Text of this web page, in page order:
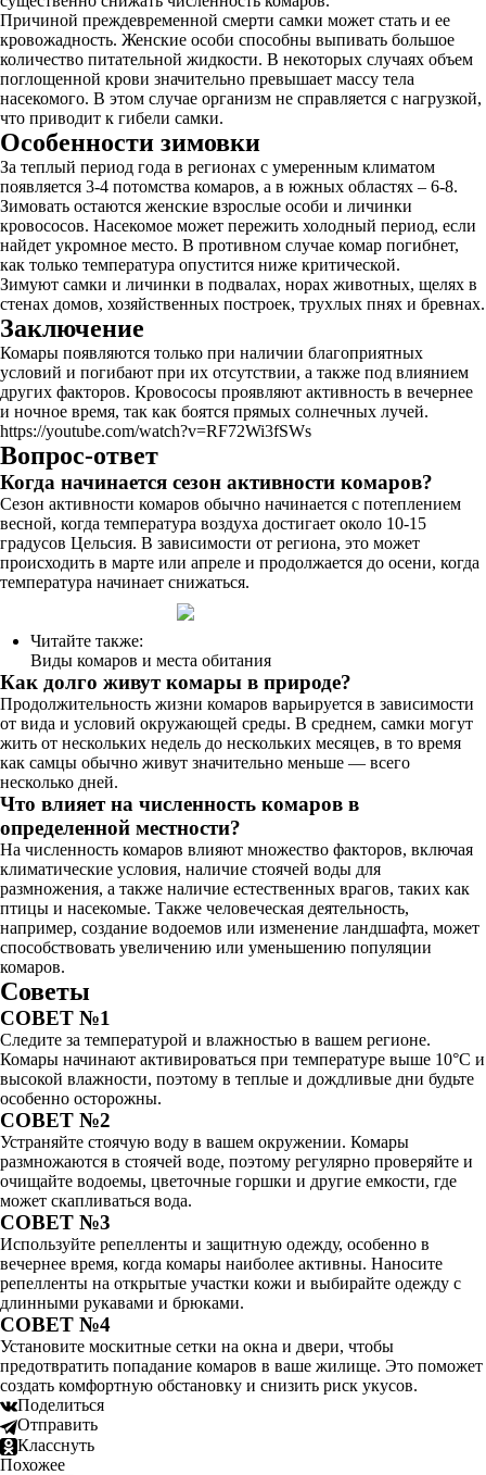
Причиной преждевременной смерти самки может стать и ее
кровожадность. Женские особи способны выпивать большое
количество питательной жидкости. В некоторых случаях объем
поглощенной крови значительно превышает массу тела
насекомого. В этом случае организм не справляется с нагрузкой,
что приводит к гибели самки.
Особенности зимовки
За теплый период года в регионах с умеренным климатом
появляется 3-4 потомства комаров, а в южных областях – 6-8.
Зимовать остаются женские взрослые особи и личинки
кровососов. Насекомое может пережить холодный период, если
найдет укромное место. В противном случае комар погибнет,
как только температура опустится ниже критической.
Зимуют самки и личинки в подвалах, норах животных, щелях в
стенах домов, хозяйственных построек, трухлых пнях и бревнах.
Заключение
Комары появляются только при наличии благоприятных
условий и погибают при их отсутствии, а также под влиянием
других факторов. Кровососы проявляют активность в вечернее
и ночное время, так как боятся прямых солнечных лучей.
https://youtube.com/watch?v=RF72Wi3fSWs
Вопрос-ответ
Когда начинается сезон активности комаров?
Сезон активности комаров обычно начинается с потеплением
весной, когда температура воздуха достигает около 10-15
градусов Цельсия. В зависимости от региона, это может
происходить в марте или апреле и продолжается до осени, когда
температура начинает снижаться.
Читайте также:
Виды комаров и места обитания
Как долго живут комары в природе?
Продолжительность жизни комаров варьируется в зависимости
от вида и условий окружающей среды. В среднем, самки могут
жить от нескольких недель до нескольких месяцев, в то время
как самцы обычно живут значительно меньше — всего
несколько дней.
Что влияет на численность комаров в
определенной местности?
На численность комаров влияют множество факторов, включая
климатические условия, наличие стоячей воды для
размножения, а также наличие естественных врагов, таких как
птицы и насекомые. Также человеческая деятельность,
например, создание водоемов или изменение ландшафта, может
способствовать увеличению или уменьшению популяции
комаров.
Советы
СОВЕТ №1
Следите за температурой и влажностью в вашем регионе.
Комары начинают активироваться при температуре выше 10°C и
высокой влажности, поэтому в теплые и дождливые дни будьте
особенно осторожны.
СОВЕТ №2
Устраняйте стоячую воду в вашем окружении. Комары
размножаются в стоячей воде, поэтому регулярно проверяйте и
очищайте водоемы, цветочные горшки и другие емкости, где
может скапливаться вода.
СОВЕТ №3
Используйте репелленты и защитную одежду, особенно в
вечернее время, когда комары наиболее активны. Наносите
репелленты на открытые участки кожи и выбирайте одежду с
длинными рукавами и брюками.
СОВЕТ №4
Установите москитные сетки на окна и двери, чтобы
предотвратить попадание комаров в ваше жилище. Это поможет
создать комфортную обстановку и снизить риск укусов.
Поделиться
Отправить
Класснуть
Похожее